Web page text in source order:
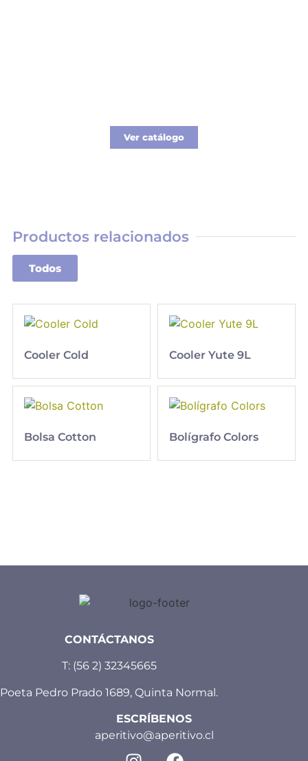
Ver catálogo
Productos relacionados
Todos
Cooler Cold Cooler Yute 9L
Bolsa Cotton Bolígrafo Colors
CONTÁCTANOS
T: (56 2) 32345665
Poeta Pedro Prado 1689, Quinta Normal.
ESCRÍBENOS
aperitivo@aperitivo.cl